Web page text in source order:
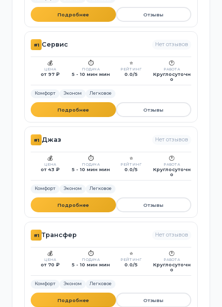
Подробнее Отзывы
#1 Сервис Нет отзывов
💰
ЦЕНА
от 97 ₽
⏱️
ПОДАЧА
5 - 10 мин мин
⭐
РЕЙТИНГ
0.0/5
🕐
РАБОТА
Круглосуточн
о
Комфорт Эконом Легковое
Подробнее Отзывы
#1 Джаз Нет отзывов
💰
ЦЕНА
от 43 ₽
⏱️
ПОДАЧА
5 - 10 мин мин
⭐
РЕЙТИНГ
0.0/5
🕐
РАБОТА
Круглосуточн
о
Комфорт Эконом Легковое
Подробнее Отзывы
#1 Трансфер Нет отзывов
💰
ЦЕНА
от 70 ₽
⏱️
ПОДАЧА
5 - 10 мин мин
⭐
РЕЙТИНГ
0.0/5
🕐
РАБОТА
Круглосуточн
о
Комфорт Эконом Легковое
Подробнее Отзывы